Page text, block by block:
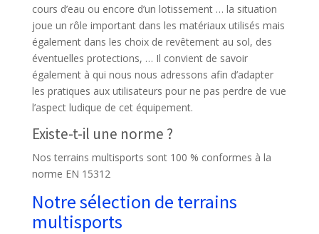
cours d’eau ou encore d’un lotissement … la situation
joue un rôle important dans les matériaux utilisés mais
également dans les choix de revêtement au sol, des
éventuelles protections, … Il convient de savoir
également à qui nous nous adressons afin d’adapter
les pratiques aux utilisateurs pour ne pas perdre de vue
l’aspect ludique de cet équipement.
Existe-t-il une norme ?
Nos terrains multisports sont 100 % conformes à la
norme EN 15312
Notre sélection de terrains
multisports